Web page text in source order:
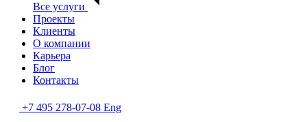
Все услуги
Проекты
Клиенты
О компании
Карьера
Блог
Контакты
+7 495 278-07-08 Eng